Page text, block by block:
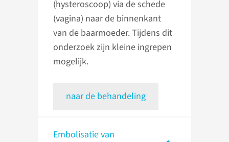
(hysteroscoop) via de schede
(vagina) naar de binnenkant
van de baarmoeder. Tijdens dit
onderzoek zijn kleine ingrepen
mogelijk.
naar de behandeling
Embolisatie van